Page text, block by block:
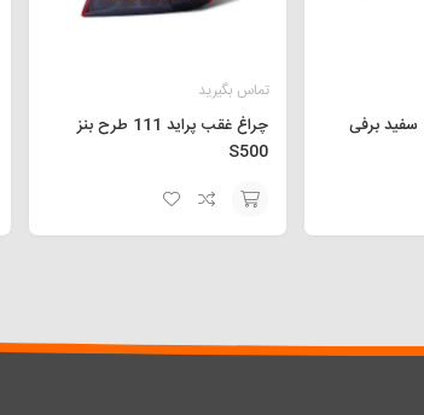
تماس بگیرید
چراغ غقب پراید 111 طرح بنز
S500
افزودن